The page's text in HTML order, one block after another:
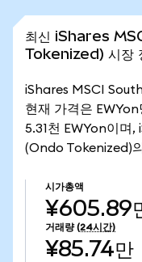
최신 iShares
Tokenized) 시장
iShares MSCI
현재 가격은
5.31천 EWYon이며
(Ondo Tokenized)
시가총액
¥605.89
거래량 (24시간)
¥85.74만